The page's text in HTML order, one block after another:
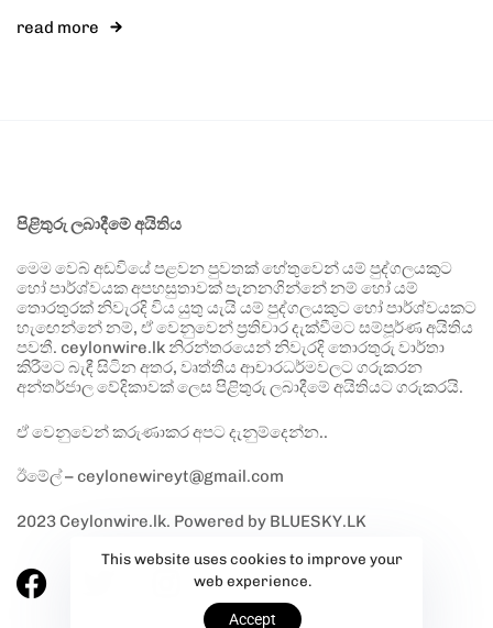
read more
පිළිතුරු ලබාදීමේ අයිතිය
මෙම වෙබ් අඩවියේ පළවන පුවතක් හේතුවෙන් යම් පුද්ගලයකුට
හෝ පාර්ශ්වයක අපහසුතාවක් පැනනගින්නේ නම් හෝ යම්
තොරතුරක් නිවැරදි විය යුතු යැයි යම් පුද්ගලයකුට හෝ පාර්ශ්වයකට
හැඟෙන්නේ නම්, ඒ වෙනුවෙන් ප්‍රතිචාර දැක්වීමට සම්පූර්ණ අයිතිය
පවතී. ceylonwire.lk නිරන්තරයෙන් නිවැරදි තොරතුරු වාර්තා
කිරීමට බැඳී සිටින අතර, වෘත්තීය ආචාරධර්මවලට ගරුකරන
අන්තර්ජාල වේදිකාවක් ලෙස පිළිතුරු ලබාදීමේ අයිතියට ගරුකරයි.
ඒ වෙනුවෙන් කරුණාකර අපට දැනුම්දෙන්න..
ඊමේල් – ceylonewireyt@gmail.com
2023 Ceylonwire.lk. Powered by BLUESKY.LK
This website uses cookies to improve your
web experience.
Accept